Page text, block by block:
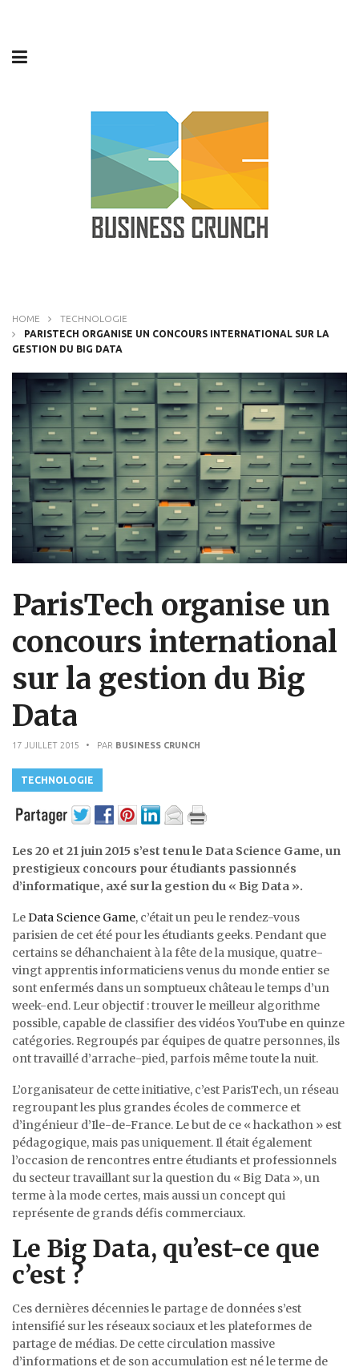
HOME
TECHNOLOGIE
PARISTECH ORGANISE UN CONCOURS INTERNATIONAL SUR LA
GESTION DU BIG DATA
ParisTech organise un
concours international
sur la gestion du Big
Data
17 JUILLET 2015 • PAR BUSINESS CRUNCH
TECHNOLOGIE
Les 20 et 21 juin 2015 s’est tenu le Data Science Game, un
prestigieux concours pour étudiants passionnés
d’informatique, axé sur la gestion du « Big Data ».
LeData Science Game, c’était un peu le rendez-vous
parisien de cet été pour les étudiants geeks. Pendant que
certains se déhanchaient à la fête de la musique, quatre-
vingt apprentis informaticiens venus du monde entier se
sont enfermés dans un somptueux château le temps d’un
week-end. Leur objectif : trouver le meilleur algorithme
possible, capable de classifier des vidéos YouTube en quinze
catégories. Regroupés par équipes de quatre personnes, ils
ont travaillé d’arrache-pied, parfois même toute la nuit.
L’organisateur de cette initiative, c’est ParisTech, un réseau
regroupant les plus grandes écoles de commerce et
d’ingénieur d’Ile-de-France. Le but de ce « hackathon » est
pédagogique, mais pas uniquement. Il était également
l’occasion de rencontres entre étudiants et professionnels
du secteur travaillant sur la question du « Big Data », un
terme à la mode certes, mais aussi un concept qui
représente de grands défis commerciaux.
Le Big Data, qu’est-ce que
c’est ?
Ces dernières décennies le partage de données s’est
intensifié sur les réseaux sociaux et les plateformes de
partage de médias. De cette circulation massive
d’informations et de son accumulation est né le terme de